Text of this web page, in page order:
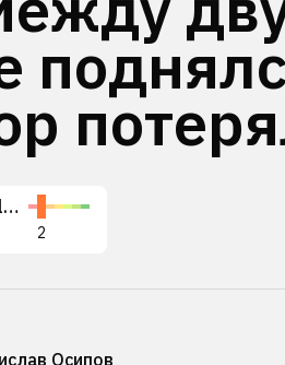
Space Exploration Technologies Corp.
2
Осипов